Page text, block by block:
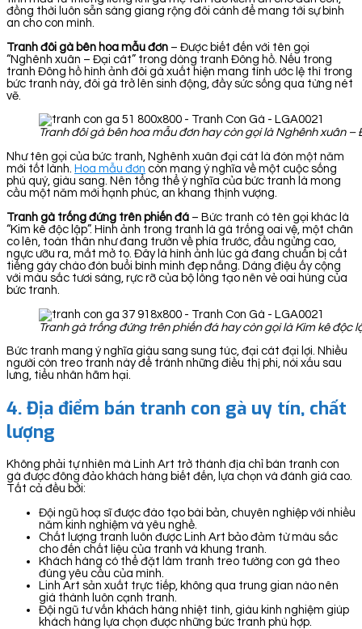
đồng thời luôn sẵn sàng giang rộng đôi cánh để mang tới sự bình
an cho con mình.
Tranh đôi gà bên hoa mẫu đơn – Được biết đến với tên gọi
“Nghênh xuân – Đại cát” trong dòng tranh Đông hồ. Nếu trong
tranh Đông hồ hình ảnh đôi gà xuất hiện mang tính ước lệ thì trong
bức tranh này, đôi gà trở lên sinh động, đầy sức sống qua từng nét
vẽ.
Tranh đôi gà bên hoa mẫu đơn hay còn gọi là Nghênh xuân –
Như tên gọi của bức tranh, Nghênh xuân đại cát là đón một năm
mới tốt lành. Hoa mẫu đơn còn mang ý nghĩa về một cuộc sống
phú quý, giàu sang. Nên tổng thể ý nghĩa của bức tranh là mong
cầu một năm mới hạnh phúc, an khang thịnh vượng.
Tranh gà trống đứng trên phiến đá – Bức tranh có tên gọi khác là
“Kim kê độc lập”. Hình ảnh trong tranh là gà trống oai vệ, một chân
co lên, toàn thân như đang trườn về phía trước, đầu ngửng cao,
ngực ưỡu ra, mắt mở to. Đây là hình ảnh lúc gà đang chuẩn bị cất
tiếng gáy chào đón buổi bình minh đẹp nắng. Dáng điệu ấy cộng
với màu sắc tươi sáng, rực rỡ của bộ lông tạo nên vẻ oai hùng của
bức tranh.
Tranh gà trống đứng trên phiến đá hay còn gọi là Kim kê độc
Bức tranh mang ý nghĩa giàu sang sung túc, đại cát đại lợi. Nhiều
người còn treo tranh này để tránh những điều thị phi, nói xấu sau
lưng, tiểu nhân hãm hại.
4. Địa điểm bán tranh con gà uy tín, chất
lượng
Không phải tự nhiên mà Linh Art trở thành địa chỉ bán tranh con
gà được đông đảo khách hàng biết đến, lựa chọn và đánh giá cao.
Tất cả đều bởi:
Đội ngũ hoạ sĩ được đào tạo bài bản, chuyên nghiệp với nhiều
năm kinh nghiệm và yêu nghề.
Chất lượng tranh luôn được Linh Art bảo đảm từ màu sắc
cho đến chất liệu của tranh và khung tranh.
Khách hàng có thể đặt làm tranh treo tường con gà theo
đúng yêu cầu của mình.
Linh Art sản xuất trực tiếp, không qua trung gian nào nên
giá thành luôn cạnh tranh.
Đội ngũ tư vấn khách hàng nhiệt tình, giàu kinh nghiệm giúp
khách hàng lựa chọn được những bức tranh phù hợp.